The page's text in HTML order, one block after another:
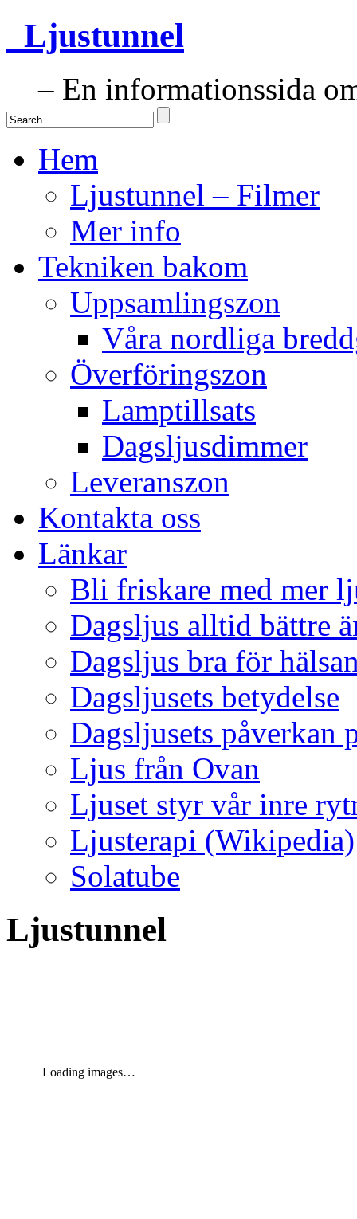
Ljustunnel
– En informationssida
Hem
Ljustunnel – Filmer
Mer info
Tekniken bakom
Uppsamlingszon
Våra nordliga
Överföringszon
Lamptillsats
Dagsljusdimmer
Leveranszon
Kontakta oss
Länkar
Bli friskare med mer
Dagsljus alltid bättre
Dagsljus bra för
Dagsljusets betydelse
Dagsljusets påverkan
Ljus från Ovan
Ljuset styr vår inre
Ljusterapi (Wikipedia)
Solatube
Ljustunnel
Loading images…